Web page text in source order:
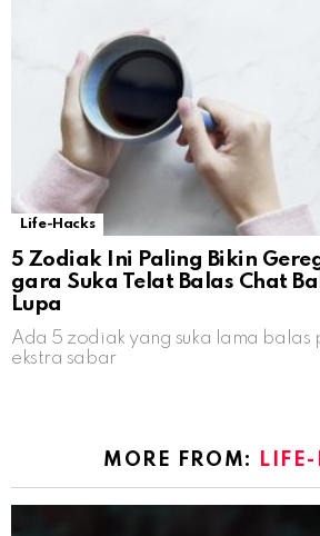
Life-Hacks
5 Zodiak Ini Paling Bikin
gara Suka Telat Balas Chat
Lupa
Ada 5 zodiak yang suka lama balas
ekstra sabar
MORE FROM: